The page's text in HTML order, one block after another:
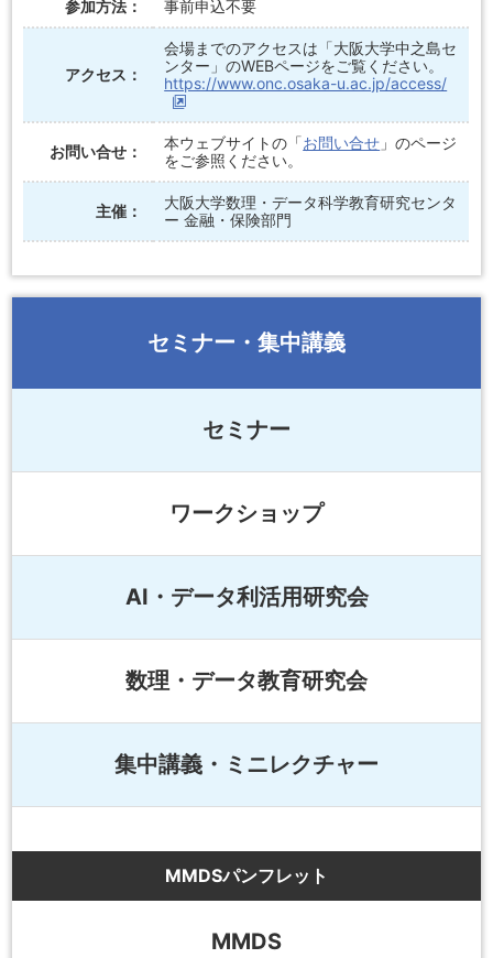
参加方法： 事前申込不要
アクセス：
会場までのアクセスは「大阪大学中之島セ
ンター」のWEBページをご覧ください。
https://www.onc.osaka-u.ac.jp/access/
お問い合せ： 本ウェブサイトの「お問い合せ 」のページ
をご参照ください。
主催：
大阪大学数理・データ科学教育研究センタ
ー 金融・保険部門
セミナー・集中講義
セミナー
ワークショップ
AI・データ利活用研究会
数理・データ教育研究会
集中講義・ミニレクチャー
MMDSパンフレット
MMDS